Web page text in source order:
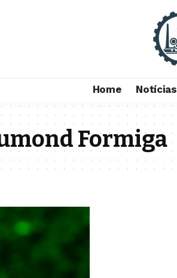
Home Notícias
Formiga